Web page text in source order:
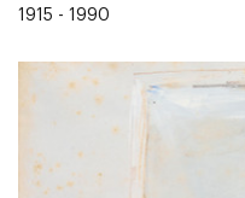
1915 - 1990